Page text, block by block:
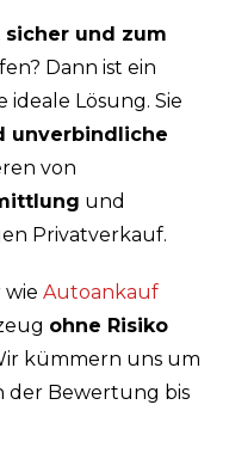
sicher und zum
Dann ist ein
Lösung. Sie
unverbindliche
von
und
Privatverkauf.
wie Autoankauf
ohne Risiko
kümmern uns um
der Bewertung bis